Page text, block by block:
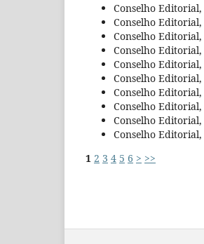
Conselho Editorial,
Conselho Editorial,
Conselho Editorial,
Conselho Editorial,
Conselho Editorial,
Conselho Editorial,
Conselho Editorial,
Conselho Editorial,
Conselho Editorial,
Conselho Editorial,
1 2 3 4 5 6 > >>